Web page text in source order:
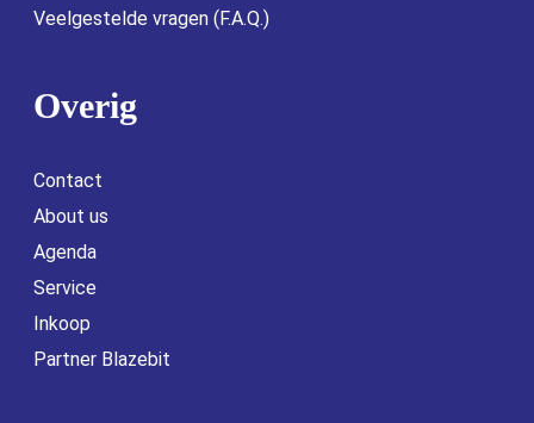
Veelgestelde vragen (F.A.Q.)
Overig
Contact
About us
Agenda
Service
Inkoop
Partner Blazebit